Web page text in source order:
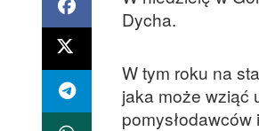
Dycha.
W tym roku na
jaka może wziąć